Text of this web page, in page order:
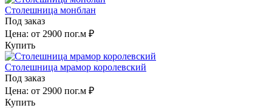
Столешница монблан
Под заказ
Цена: от 2900 пог.м ₽
Купить
Столешница мрамор королевский
Под заказ
Цена: от 2900 пог.м ₽
Купить